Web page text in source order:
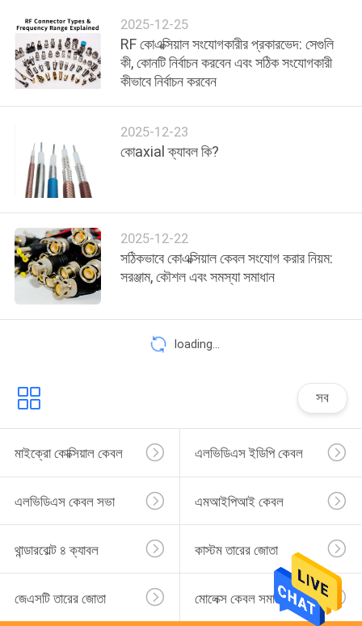
সাইট
ম্যাপ
গোপনীয়তা
2025-12-25
RF কোএক্সিয়াল সংযোগকারীর প্রকারভেদ: সেগুলি
কী, কোনটি নির্বাচন করবেন এবং সঠিক সংযোগকারী
কীভাবে নির্বাচন করবেন
2025-12-23
কোaxial ক্যাবল কি?
2025-12-22
সঠিকভাবে কোএক্সিয়াল কেবল সংযোগ করার নিয়ম:
সরঞ্জাম, কৌশল এবং সমস্যা সমাধান
loading...
সব
মাইক্রো কোক্সিয়াল কেবল এলভিডিএস ইডিপি কেবল
এলভিডিএস কেবল সভা এমআইপিআই কেবল
থান্ডারবোল্ট ৪ ক্যাবল কাস্টম তারের জোতা
জেএসটি তারের জোতা মোলেক্স কেবল সমাবেশ